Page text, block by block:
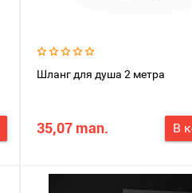
Шланг для душа 2 метра
35,07 man. В